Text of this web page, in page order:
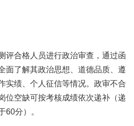
评合格人员进行政治审查，通过函
面了解其政治思想、道德品质、遵
实绩、个人征信等情况。政审不合
位空缺可按考核成绩依次递补（递
60分）。